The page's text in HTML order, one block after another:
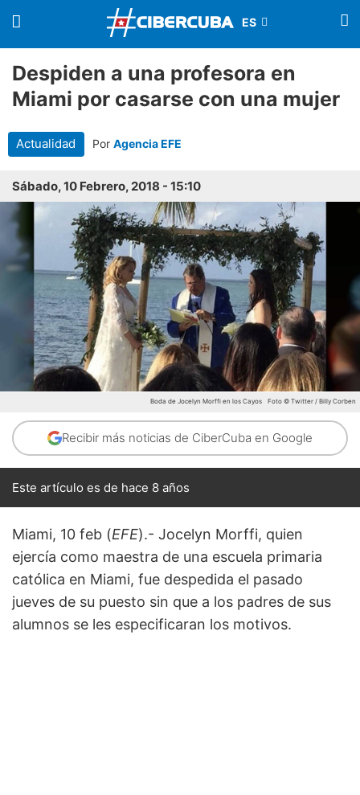
Despiden a una profesora en
Miami por casarse con una mujer
Actualidad Por Agencia EFE
Sábado, 10 Febrero, 2018 - 15:10
Boda de Jocelyn Morffi en los Cayos Foto © Twitter / Billy Corben
Recibir más noticias de CiberCuba en Google
Este artículo es de hace 8 años
Miami, 10 feb (EFE).- Jocelyn Morffi, quien
ejercía como maestra de una escuela primaria
católica en Miami, fue despedida el pasado
jueves de su puesto sin que a los padres de sus
alumnos se les especificaran los motivos.